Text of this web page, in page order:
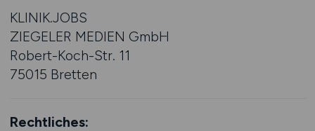
KLINIK.JOBS
ZIEGELER MEDIEN GmbH
Robert-Koch-Str. 11
75015 Bretten
Rechtliches: